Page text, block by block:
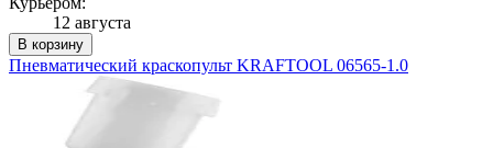
12 августа
В корзину
Пневматический краскопульт KRAFTOOL 06565-1.0